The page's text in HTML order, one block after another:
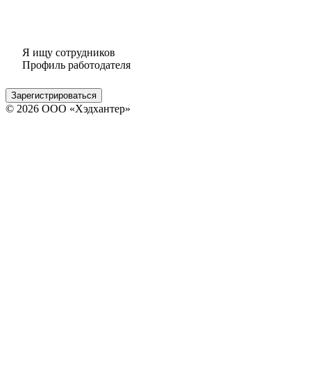
Я ищу сотрудников
Профиль работодателя
Зарегистрироваться
© 2026 ООО «Хэдхантер»